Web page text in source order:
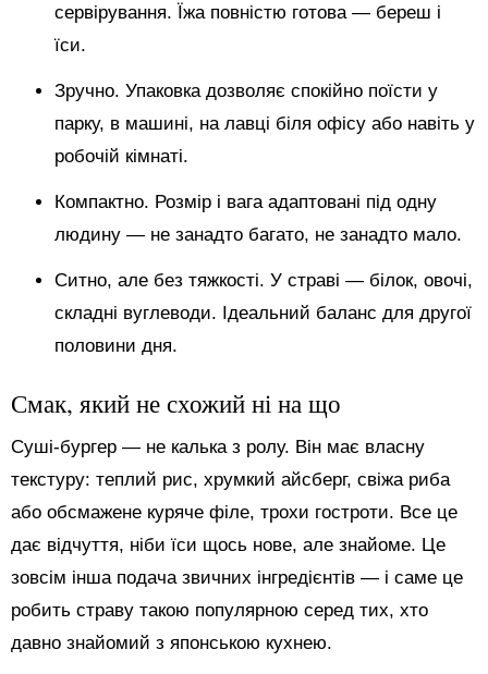
сервірування. Їжа повністю готова — береш і
їси.
Зручно. Упаковка дозволяє спокійно поїсти у
парку, в машині, на лавці біля офісу або навіть у
робочій кімнаті.
Компактно. Розмір і вага адаптовані під одну
людину — не занадто багато, не занадто мало.
Ситно, але без тяжкості. У страві — білок, овочі,
складні вуглеводи. Ідеальний баланс для другої
половини дня.
Смак, який не схожий ні на що
Суші-бургер — не калька з ролу. Він має власну
текстуру: теплий рис, хрумкий айсберг, свіжа риба
або обсмажене куряче філе, трохи гостроти. Все це
дає відчуття, ніби їси щось нове, але знайоме. Це
зовсім інша подача звичних інгредієнтів — і саме це
робить страву такою популярною серед тих, хто
давно знайомий з японською кухнею.